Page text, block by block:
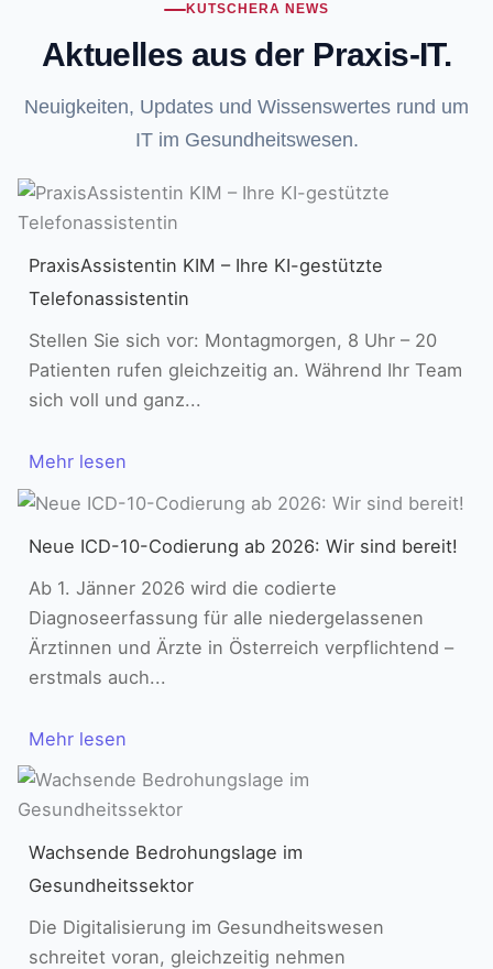
KUTSCHERA NEWS
Aktuelles aus der Praxis-IT.
Neuigkeiten, Updates und Wissenswertes rund um
IT im Gesundheitswesen.
PraxisAssistentin KIM – Ihre KI-gestützte
Telefonassistentin
Stellen Sie sich vor: Montagmorgen, 8 Uhr – 20
Patienten rufen gleichzeitig an. Während Ihr Team
sich voll und ganz...
Mehr lesen
Neue ICD-10-Codierung ab 2026: Wir sind bereit!
Ab 1. Jänner 2026 wird die codierte
Diagnoseerfassung für alle niedergelassenen
Ärztinnen und Ärzte in Österreich verpflichtend –
erstmals auch...
Mehr lesen
Wachsende Bedrohungslage im
Gesundheitssektor
Die Digitalisierung im Gesundheitswesen
schreitet voran, gleichzeitig nehmen